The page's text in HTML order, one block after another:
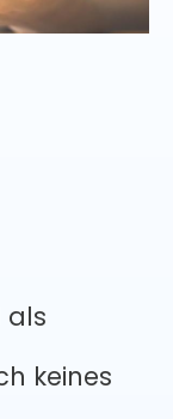
als
keines